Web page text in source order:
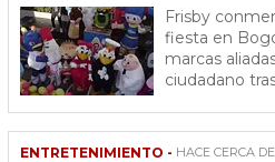
Frisby
fiesta en
marcas
ciudadano
ENTRETENIMIENTO - HACE CERCA